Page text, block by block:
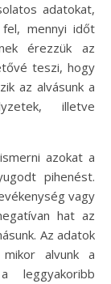
adatokat,
mennyi időt
érezzük az
teszi, hogy
az alvásunk a
illetve
azokat a
pihenést.
vagy
hat az
Az adatok
alvunk a
leggyakoribb